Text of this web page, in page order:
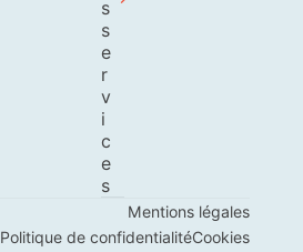
s
s
e
r
v
i
c
e
s
Mentions légales
Politique de confidentialitéCookies